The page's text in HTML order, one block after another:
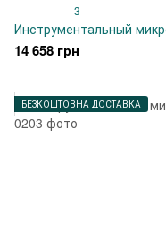
3
Инструментальный
14 658 грн
БЕЗКОШТОВНА ДОСТАВКА